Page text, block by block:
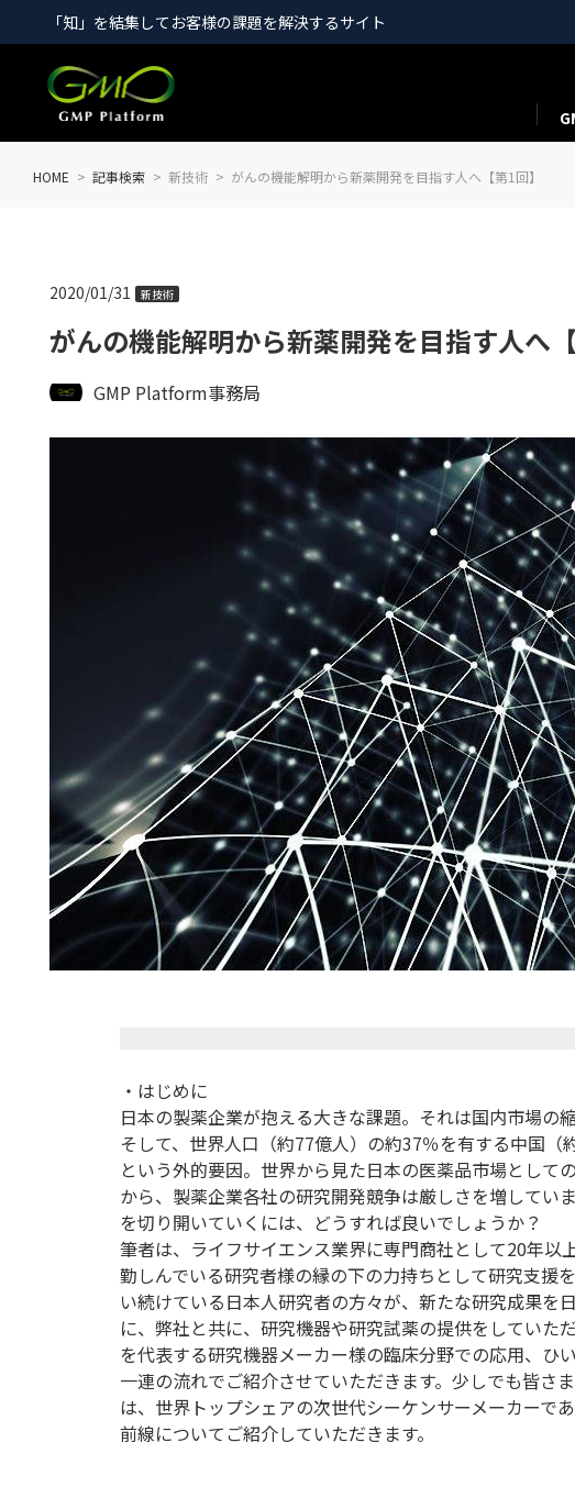
「知」を結集してお客様の課題を解決するサイト
HOME 記事検索 新技術 がんの機能解明から新薬開発を目指す人へ【第1回】
がんの機能解明から新薬開発を目指す人へ【
2020/01/31 新技術
GMP Platform事務局
・はじめに
日本の製薬企業が抱える大きな課題。それは国内市場の
そして、世界人口（約77億人）の約37％を有する中国
という外的要因。世界から見た日本の医薬品市場として
から、製薬企業各社の研究開発競争は厳しさを増してい
を切り開いていくには、どうすれば良いでしょうか？
筆者は、ライフサイエンス業界に専門商社として20年
勤しんでいる研究者様の縁の下の力持ちとして研究支援
い続けている日本人研究者の方々が、新たな研究成果を
に、弊社と共に、研究機器や研究試薬の提供をしていた
を代表する研究機器メーカー様の臨床分野での応用、ひ
一連の流れでご紹介させていただきます。少しでも皆さ
は、世界トップシェアの次世代シーケンサーメーカーで
前線についてご紹介していただきます。